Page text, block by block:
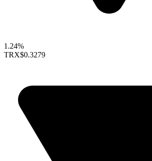
1.24%
TRX$0.3279